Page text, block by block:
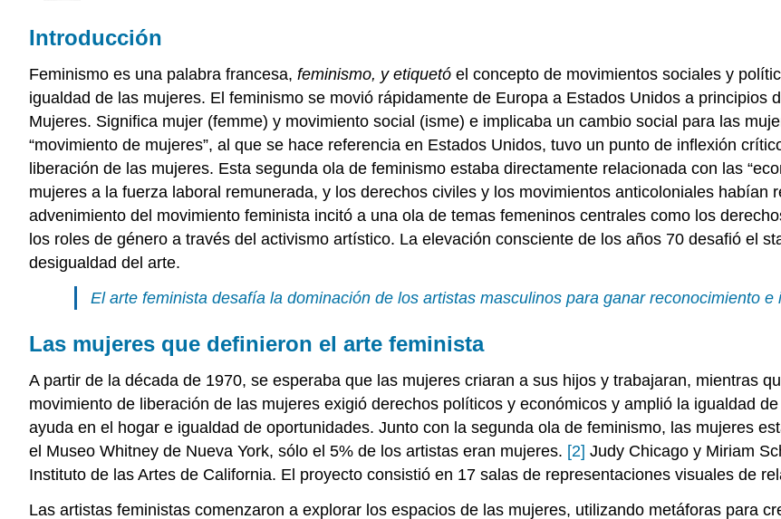
Introducción
Feminismo es una palabra francesa, feminismo, y etiquetó el concepto de movimientos sociales y
igualdad de las mujeres. El feminismo se movió rápidamente de Europa a Estados Unidos a principios
Mujeres. Significa mujer (femme) y movimiento social (isme) e implicaba un cambio social para las
“movimiento de mujeres”, al que se hace referencia en Estados Unidos, tuvo un punto de inflexión
liberación de las mujeres. Esta segunda ola de feminismo estaba directamente relacionada con las
mujeres a la fuerza laboral remunerada, y los derechos civiles y los movimientos anticoloniales habían
advenimiento del movimiento feminista incitó a una ola de temas femeninos centrales como los
los roles de género a través del activismo artístico. La elevación consciente de los años 70 desafió el
desigualdad del arte.
El arte feminista desafía la dominación de los artistas masculinos para ganar reconocimiento
Las mujeres que definieron el arte feminista
A partir de la década de 1970, se esperaba que las mujeres criaran a sus hijos y trabajaran, mientras
movimiento de liberación de las mujeres exigió derechos políticos y económicos y amplió la igualdad
ayuda en el hogar e igualdad de oportunidades. Junto con la segunda ola de feminismo, las mujeres
el Museo Whitney de Nueva York, sólo el 5% de los artistas eran mujeres. [2] Judy Chicago y Miriam
Instituto de las Artes de California. El proyecto consistió en 17 salas de representaciones visuales de
Las artistas feministas comenzaron a explorar los espacios de las mujeres, utilizando metáforas para